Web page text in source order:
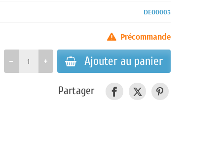
DE00003
Précommande
Ajouter au panier
Partager